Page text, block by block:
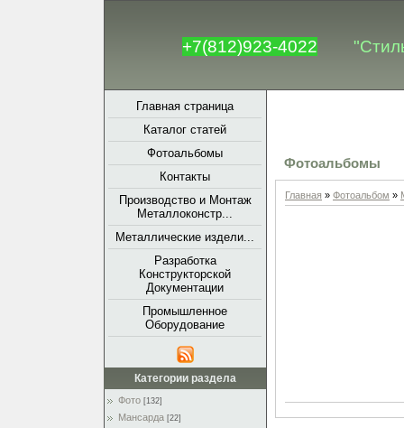
+7(812)923-4022
Главная страница
Каталог статей
Фотоальбомы
Контакты
Производство и Монтаж
Металлоконстр...
Металлические издели...
Разработка
Конструкторской
Документации
Промышленное
Оборудование
Категории раздела
Фото [132]
Мансарда [22]
Фотоальбомы
Главная » Фотоальбом »